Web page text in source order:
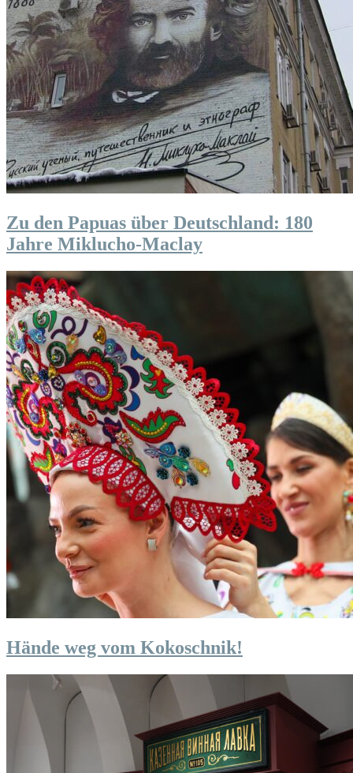
Zu den Papuas über Deutschland: 180
Jahre Miklucho-Maclay
Hände weg vom Kokoschnik!